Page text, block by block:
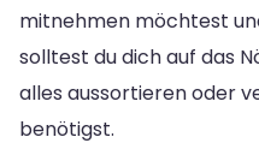
mitnehmen möchtest
solltest du dich auf das
alles aussortieren oder
benötigst.